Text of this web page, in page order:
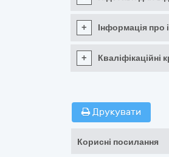
+ Інформація про
+ Кваліфікаційні
Друкувати
Корисні посилання